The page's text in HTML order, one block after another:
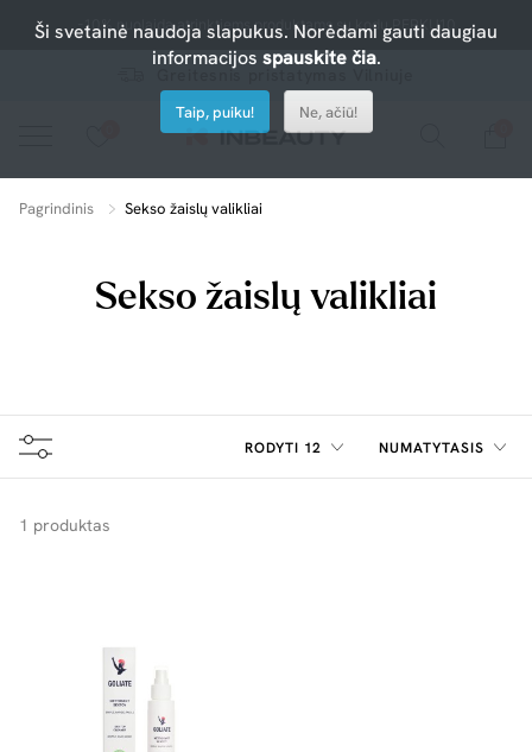
-10% nuolaida atrinktiems produktams su kodu PERKU10
Greitesnis pristatymas Vilniuje
Pagrindinis Sekso žaislų valikliai
Sekso žaislų valikliai
RODYTI 12 NUMATYTASIS
1 produktas
Ši svetainė naudoja slapukus. Norėdami gauti daugiau
informacijos spauskite čia.
Taip, puiku! Ne, ačiū!